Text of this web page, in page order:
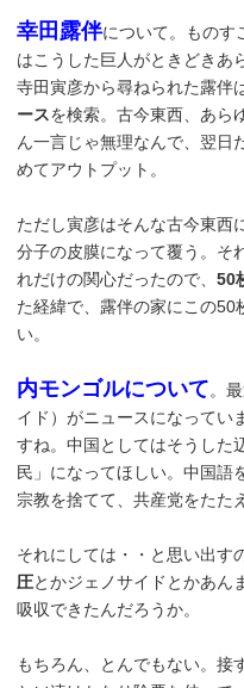
幸田露伴について。ものす
はこうした巨人がときどきあ
寺田寅彦から尋ねられた露伴
ースを検索。古今東西、あら
ん一言じゃ無理なんで、翌日
めてアウトプット。
ただし寅彦はそんな古今東西
分子の皮膜になって覆う。そ
れだけの関心だったので、 50
た経緯で、露伴の家にこの50
い。
内モンゴルについて。
イド）がニュースになってい
すね。中国としてはそうした
民」になってほしい。中国語
宗教を捨てて、共産党をたた
それにしては・・と思い出す
圧とかジェノサイドとかあん
吸収できたんだろうか。
もちろん、とんでもない。接